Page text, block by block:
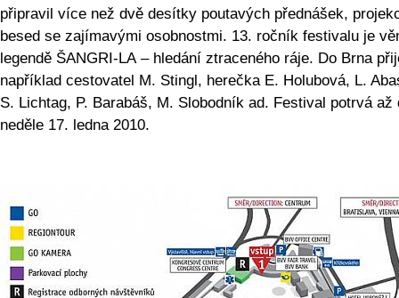
připravil více než dvě desítky poutavých přednášek,
besed se zajímavými osobnostmi. 13. ročník festivalu je
legendě ŠANGRI-LA – hledání ztraceného ráje. Do Brna
například cestovatel M. Stingl, herečka E. Holubová, L.
S. Lichtag, P. Barabáš, M. Slobodník ad. Festival potrvá až
neděle 17. ledna 2010.